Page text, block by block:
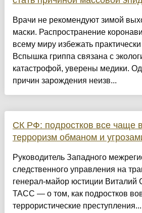
Врачи не рекомендуют зимой
маски. Распространение
всему миру избежать
Вспышка гриппа связана с
катастрофой, уверены медики.
причин зарождения неизв...
СК РФ: подростков все чаще
терроризм обманом и
Руководитель Западного
следственного управления на
генерал-майор юстиции Виталий
ТАСС — о том, как подростков
террористические преступления...